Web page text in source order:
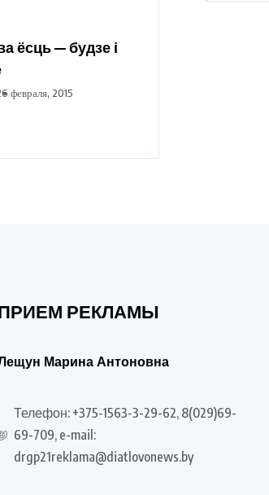
ёсць — будзе і
февраля, 2015
РЕКЛАМЫ
Марина Антоновна
Телефон: +375-1563-3-29-62, 8(029)69-
69-709, e-mail:
drgp21reklama@diatlovonews.by